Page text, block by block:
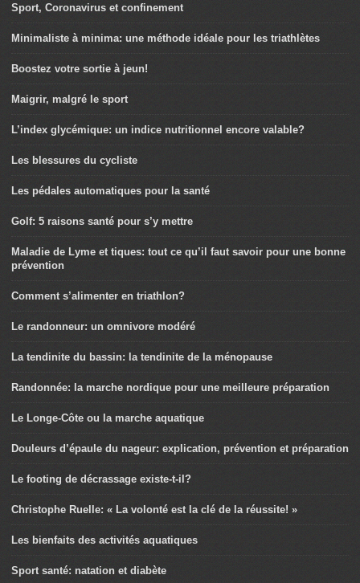
Sport, Coronavirus et confinement
Minimaliste à minima: une méthode idéale pour les triathlètes
Boostez votre sortie à jeun!
Maigrir, malgré le sport
L’index glycémique: un indice nutritionnel encore valable?
Les blessures du cycliste
Les pédales automatiques pour la santé
Golf: 5 raisons santé pour s’y mettre
Maladie de Lyme et tiques: tout ce qu’il faut savoir pour une bonne
prévention
Comment s’alimenter en triathlon?
Le randonneur: un omnivore modéré
La tendinite du bassin: la tendinite de la ménopause
Randonnée: la marche nordique pour une meilleure préparation
Le Longe-Côte ou la marche aquatique
Douleurs d’épaule du nageur: explication, prévention et préparation
Le footing de décrassage existe-t-il?
Christophe Ruelle: « La volonté est la clé de la réussite! »
Les bienfaits des activités aquatiques
Sport santé: natation et diabète